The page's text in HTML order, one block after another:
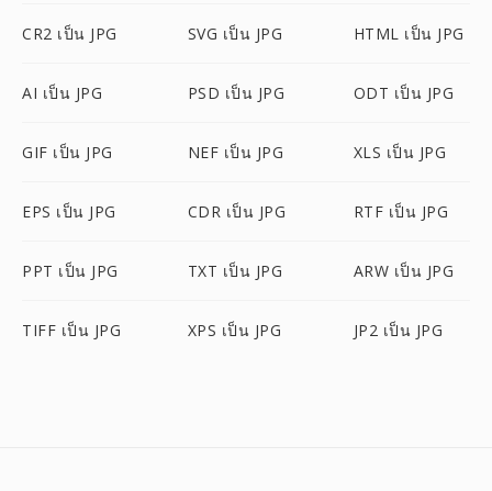
CR2 เป็น JPG SVG เป็น JPG HTML เป็น JPG
AI เป็น JPG PSD เป็น JPG ODT เป็น JPG
GIF เป็น JPG NEF เป็น JPG XLS เป็น JPG
EPS เป็น JPG CDR เป็น JPG RTF เป็น JPG
PPT เป็น JPG TXT เป็น JPG ARW เป็น JPG
TIFF เป็น JPG XPS เป็น JPG JP2 เป็น JPG